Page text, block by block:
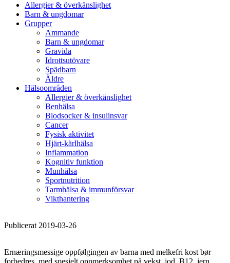
Allergier & överkänslighet
Barn & ungdomar
Grupper
Ammande
Barn & ungdomar
Gravida
Idrottsutövare
Spädbarn
Äldre
Hälsoområden
Allergier & överkänslighet
Benhälsa
Blodsocker & insulinsvar
Cancer
Fysisk aktivitet
Hjärt-kärlhälsa
Inflammation
Kognitiv funktion
Munhälsa
Sportnutrition
Tarmhälsa & immunförsvar
Vikthantering
Publicerat 2019-03-26
Ernæringsmessige oppfølgingen av barna med melkefri kost bør
forbedres, med spesielt oppmerksomhet på vekst, jod, B12, jern,